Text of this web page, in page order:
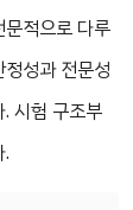
적으로 다루
성과 전문성
시험 구조부
.